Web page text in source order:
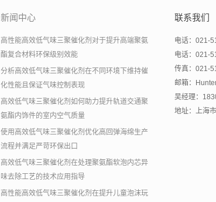
新闻中心
高性能高效低气味三聚催化剂对于提升高端聚氨
酯复合材料环保级别效能
分析高效低气味三聚催化剂在不同环境下维持催
化性能且保证气味控制表现
高效低气味三聚催化剂如何助力提升轨道交通聚
氨酯内饰件的室内空气质量
使用高效低气味三聚催化剂优化高回弹海绵生产
流程并满足严苛环保出口
高效低气味三聚催化剂在处理聚氨酯软泡内芯异
味去除工艺的技术应用指导
高性能高效低气味三聚催化剂在提升儿童泡沫玩
联系我们
电话：021-
电话：021-
传真：021-
邮箱：
吴经理：
地址：上海